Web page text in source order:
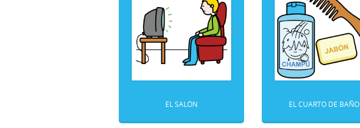
EL SALÓN EL CUARTO DE BAÑO